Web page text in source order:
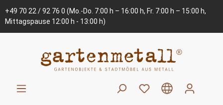
+49 70 22 / 92 76 0 (Mo.-Do. 7:00 h – 16:00 h, Fr. 7:00 h – 15:00 h,
Mittagspause 12:00 h - 13:00 h)